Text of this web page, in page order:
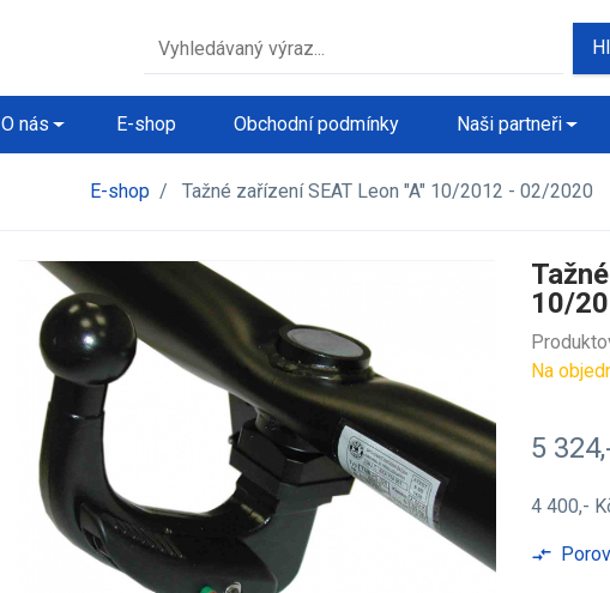
O nás E-shop Obchodní podmínky Naši partneři
E-shop / Tažné zařízení SEAT Leon "A" 10/2012 - 02/2020
10/
Na
5
4 400,-
compare_arrows